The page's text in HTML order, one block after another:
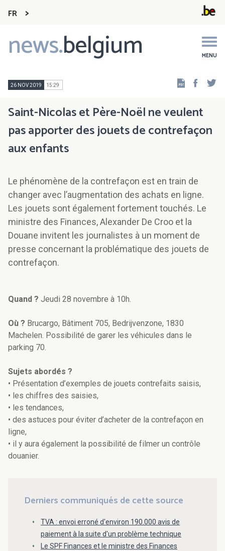
FR
news.belgium MENU
Main
navigation
26 NOV 2019 15:29
Saint-Nicolas et Père-Noël ne veulent
pas apporter des jouets de contrefaçon
aux enfants
Le phénomène de la contrefaçon est en train de
changer avec l’augmentation des achats en ligne.
Les jouets sont également fortement touchés. Le
ministre des Finances, Alexander De Croo et la
Douane invitent les journalistes à un moment de
presse concernant la problématique des jouets de
contrefaçon.
Quand ? Jeudi 28 novembre à 10h.
Où ? Brucargo, Bâtiment 705, Bedrijvenzone, 1830
Machelen. Possibilité de garer les véhicules dans le
parking 70.
Sujets abordés ?
• Présentation d’exemples de jouets contrefaits saisis,
• les chiffres des saisies,
• les tendances,
• des astuces pour éviter d’acheter de la contrefaçon en
ligne,
• il y aura également la possibilité de filmer un contrôle
douanier.
Derniers communiqués de cette source
TVA : envoi erroné d'environ 190.000 avis de
paiement à la suite d'un problème technique
Le SPF Finances et le ministre des Finances